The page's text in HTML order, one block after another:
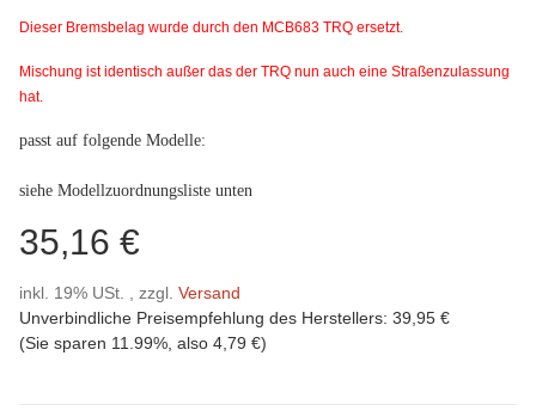
Dieser Bremsbelag wurde durch den MCB683 TRQ ersetzt.
Mischung ist identisch außer das der TRQ nun auch eine Straßenzulassung
hat.
passt auf folgende Modelle:
siehe Modellzuordnungsliste unten
35,16 €
inkl. 19% USt. , zzgl. Versand
Unverbindliche Preisempfehlung des Herstellers: 39,95 €
(Sie sparen 11.99% , also 4,79 €)